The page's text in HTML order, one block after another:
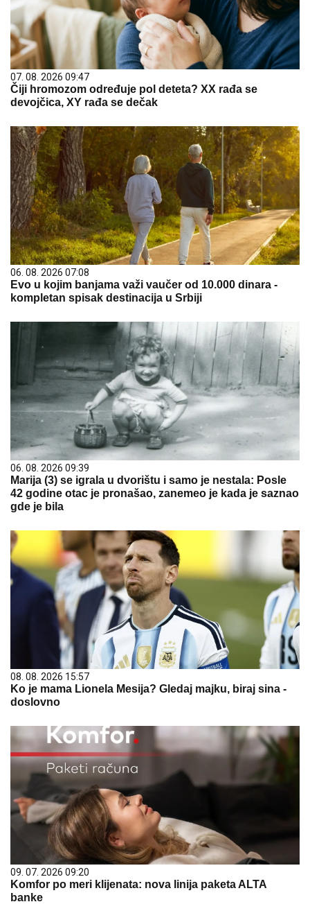
07. 08. 2026 09:47
Čiji hromozom određuje pol deteta? XX rađa se
devojčica, XY rađa se dečak
06. 08. 2026 07:08
Evo u kojim banjama važi vaučer od 10.000 dinara -
kompletan spisak destinacija u Srbiji
06. 08. 2026 09:39
Marija (3) se igrala u dvorištu i samo je nestala: Posle
42 godine otac je pronašao, zanemeo je kada je saznao
gde je bila
08. 08. 2026 15:57
Ko je mama Lionela Mesija? Gledaj majku, biraj sina -
doslovno
09. 07. 2026 09:20
Komfor po meri klijenata: nova linija paketa ALTA
banke